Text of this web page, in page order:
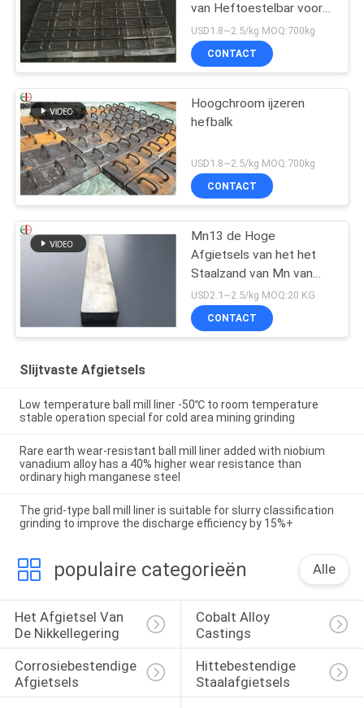
van Heftoestelbar voor
Molendelen, Slijtvaste
EB2009
USD1.8~2.5/kg MOQ:700kg
CONTACT
Hoogchroom ijzeren
hefbalk
USD1.8~2.5/kg MOQ:700kg
CONTACT
Mn13 de Hoge
Afgietsels van het het
Staalzand van Mn van
het Mangaanstaal
AS2074 H1A Hoge
USD2.1~2.5/kg MOQ:20 KG
CONTACT
Slijtvaste Afgietsels
Low temperature ball mill liner -50℃ to room temperature
stable operation special for cold area mining grinding
Rare earth wear-resistant ball mill liner added with niobium
vanadium alloy has a 40% higher wear resistance than
ordinary high manganese steel
The grid-type ball mill liner is suitable for slurry classification
grinding to improve the discharge efficiency by 15%+
populaire categorieën Alle
Het Afgietsel Van
De Nikkellegering
Cobalt Alloy
Castings
Corrosiebestendige
Afgietsels
Hittebestendige
Staalafgietsels